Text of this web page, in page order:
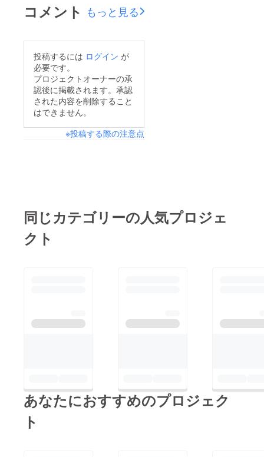
コメント もっと見る
投稿するには ログイン が
必要です。
プロジェクトオーナーの承
認後に掲載されます。承認
された内容を削除すること
はできません。
※投稿する際の注意点
同じカテゴリーの人気プロジェ
クト
あなたにおすすめのプロジェク
ト